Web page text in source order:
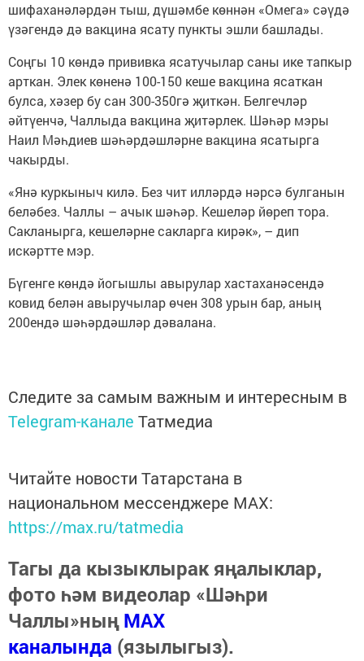
шифаханәләрдән тыш, дүшәмбе көннән «Омега» сәүдә
үзәгендә дә вакцина ясату пункты эшли башлады.
Соңгы 10 көндә прививка ясатучылар саны ике тапкыр
арткан. Элек көненә 100-150 кеше вакцина ясаткан
булса, хәзер бу сан 300-350гә җиткән. Белгечләр
әйтүенчә, Чаллыда вакцина җитәрлек. Шәһәр мэры
Наил Мәһдиев шәһәрдәшләрне вакцина ясатырга
чакырды.
«Янә куркыныч килә. Без чит илләрдә нәрсә булганын
беләбез. Чаллы – ачык шәһәр. Кешеләр йөреп тора.
Сакланырга, кешеләрне сакларга кирәк», – дип
искәртте мэр.
Бүгенге көндә йогышлы авырулар хастаханәсендә
ковид белән авыручылар өчен 308 урын бар, аның
200ендә шәһәрдәшләр дәвалана.
Следите за самым важным и интересным в
Telegram-канале Татмедиа
Читайте новости Татарстана в
национальном мессенджере MАХ:
https://max.ru/tatmedia
Тагы да кызыклырак яңалыклар,
фото һәм видеолар «Шәһри
Чаллы»ныңMAX
каналында (язылыгыз).